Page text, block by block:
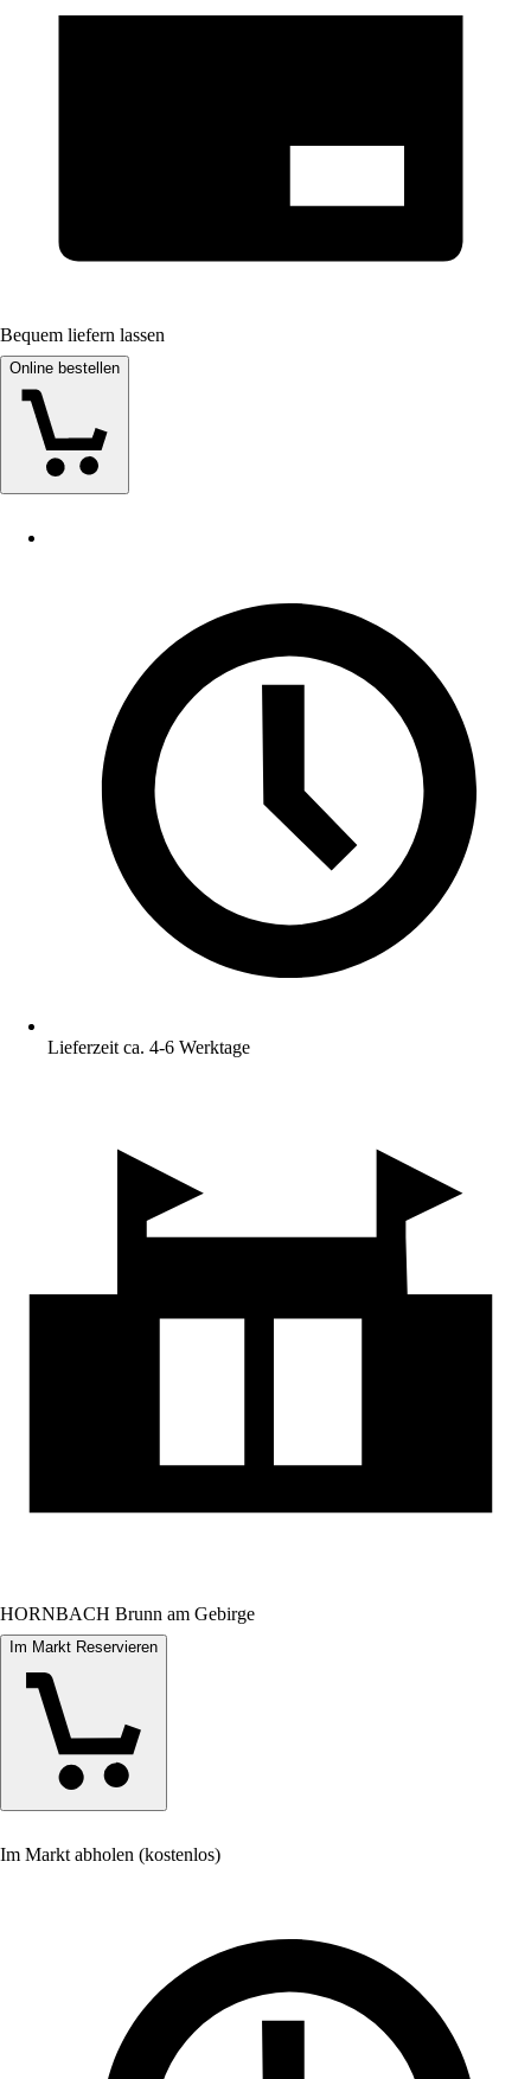
Bequem liefern lassen
Online bestellen
Lieferzeit ca. 4-6 Werktage
HORNBACH Brunn am Gebirge
Im Markt Reservieren
Im Markt abholen (kostenlos)